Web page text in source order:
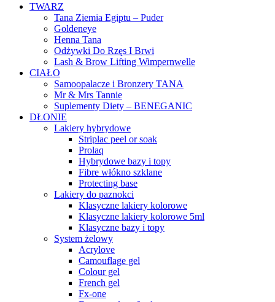
TWARZ
Tana Ziemia Egiptu – Puder
Goldeneye
Henna Tana
Odżywki Do Rzęs I Brwi
Lash & Brow Lifting Wimpernwelle
CIAŁO
Samoopalacze i Bronzery TANA
Mr & Mrs Tannie
Suplementy Diety – BENEGANIC
DŁONIE
Lakiery hybrydowe
Striplac peel or soak
Prolaq
Hybrydowe bazy i topy
Fibre włókno szklane
Protecting base
Lakiery do paznokci
Klasyczne lakiery kolorowe
Klasyczne lakiery kolorowe 5ml
Klasyczne bazy i topy
System żelowy
Acrylove
Camouflage gel
Colour gel
French gel
Fx-one